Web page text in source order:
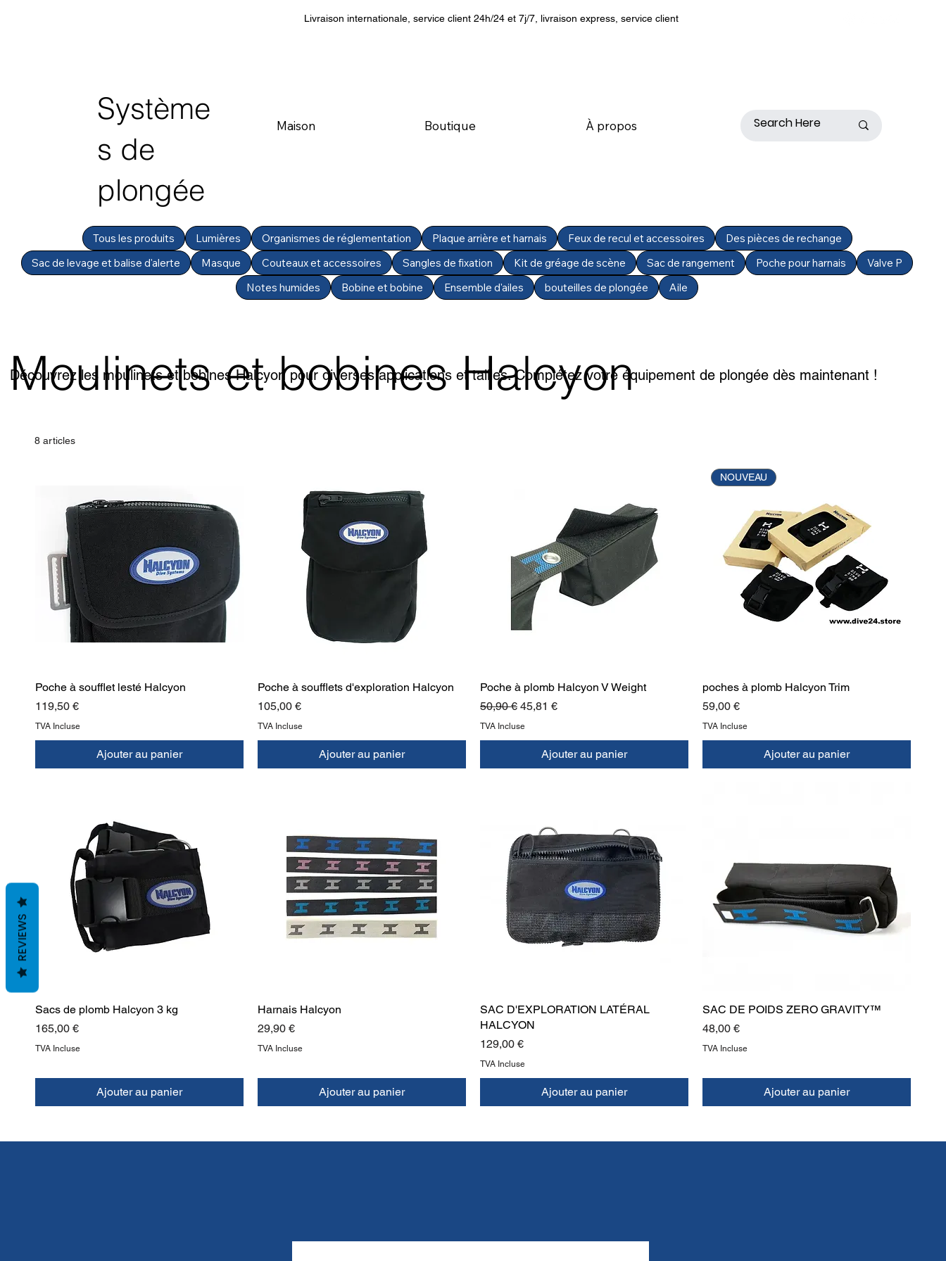
Livraison internationale, service client 24h/24 et 7j/7, livraison express, service client
Système
s de
plongée
Maison Boutique À propos
Tous les produits Lumières Organismes de réglementation Plaque arrière et harnais Feux de recul et accessoires
Des pièces de rechange
Sac de levage et balise d'alerte
Masque Couteaux et accessoires Sangles de fixation Kit de gréage de scène Sac de rangement Poche pour harnais
Valve P
Notes humides
Bobine et bobine Ensemble d'ailes bouteilles de plongée Aile
Moulinets et bobines Halcyon
Découvrez les moulinets et bobines Halcyon pour diverses applications et tailles. Complétez votre équipement de plongée dès maintenant !
8 articles
Poche à soufflet lesté Halcyon
Prix
119,50 €
TVA Incluse
Ajouter au panier
Poche à soufflets d'exploration Halcyon
Prix
105,00 €
TVA Incluse
Ajouter au panier
Poche à plomb Halcyon V Weight
Prix original
50,90 € Prix promotionnel
45,81 €
TVA Incluse
Ajouter au panier
NOUVEAU
poches à plomb Halcyon Trim
Prix
59,00 €
TVA Incluse
Ajouter au panier
Sacs de plomb Halcyon 3 kg
Prix
165,00 €
TVA Incluse
Ajouter au panier
Harnais Halcyon
Prix
29,90 €
TVA Incluse
Ajouter au panier
SAC D'EXPLORATION LATÉRAL
HALCYON
Prix
129,00 €
TVA Incluse
Ajouter au panier
SAC DE POIDS ZERO GRAVITY™
Prix
48,00 €
TVA Incluse
Ajouter au panier
REVIEWS